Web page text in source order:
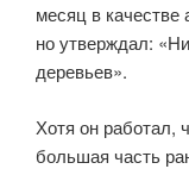
месяц в
но утверждал:
деревьев».
Хотя он работал,
большая часть